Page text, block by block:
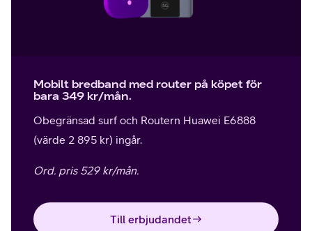
Mobilt bredband med router på köpet för
bara 349 kr/mån.
Obegränsad surf och Routern Huawei E6888
(värde 2 895 kr) ingår.
Ord. pris 529 kr/mån.
Till erbjudandet